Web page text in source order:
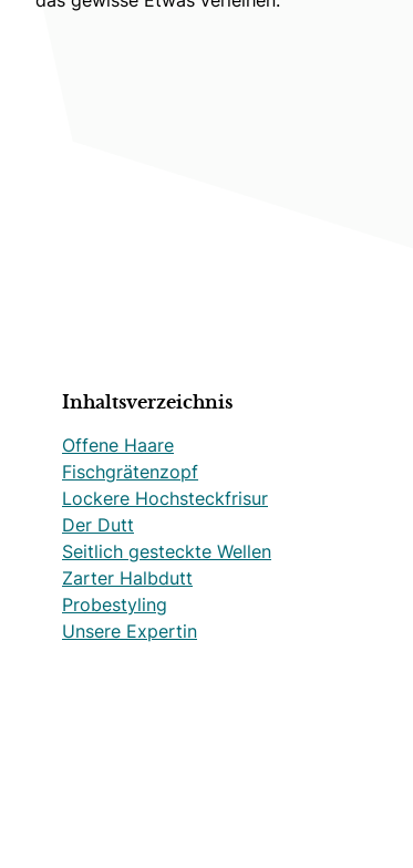
Inhaltsverzeichnis
Offene Haare
Fischgrätenzopf
Lockere Hochsteckfrisur
Der Dutt
Seitlich gesteckte Wellen
Zarter Halbdutt
Probestyling
Unsere Expertin